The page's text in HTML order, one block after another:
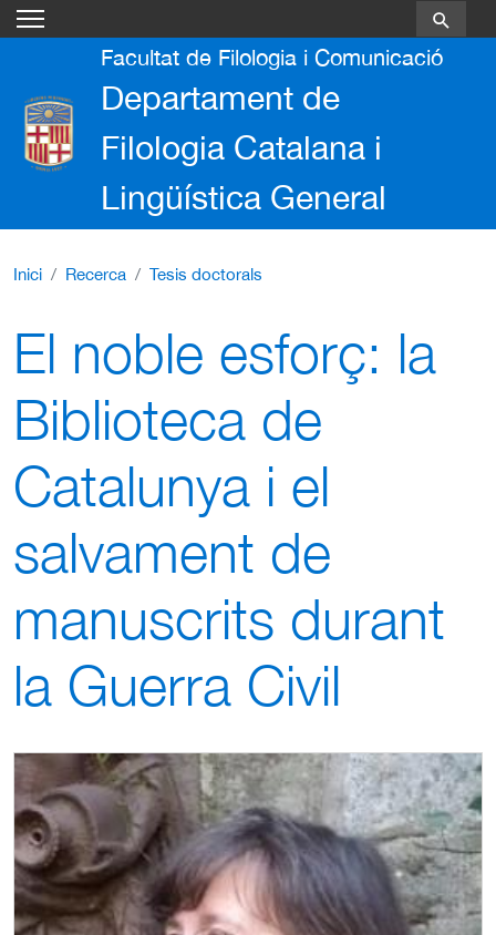
Facultat de Filologia i Comunicació
Departament de
Filologia Catalana i
Lingüística General
Inici Recerca Tesis doctorals
El noble esforç: la
Biblioteca de
Catalunya i el
salvament de
manuscrits durant
la Guerra Civil